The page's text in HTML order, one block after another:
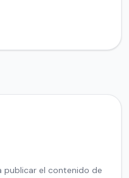
publicar el contenido de